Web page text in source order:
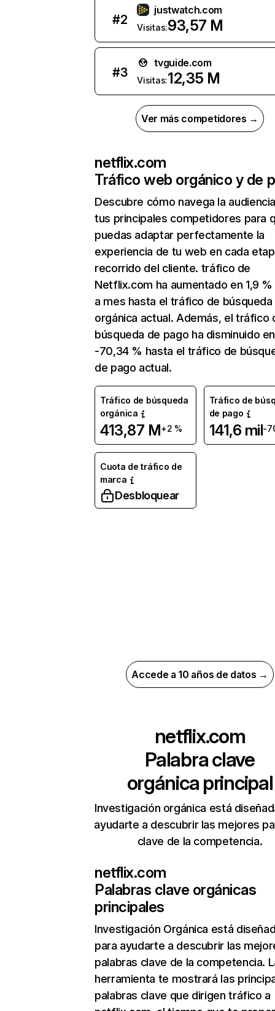
#2
justwatch.com
Visitas:93,57 M
#3
tvguide.com
Visitas:12,35 M
Ver más competidores →
netflix.com
Tráfico web orgánico y de
Descubre cómo navega la
tus principales competidores para
puedas adaptar perfectamente la
experiencia de tu web en cada
recorrido del cliente. tráfico de
Netflix.com ha aumentado en 1,9
a mes hasta el tráfico de búsqueda
orgánica actual. Además, el tráfico
búsqueda de pago ha disminuido en
-70,34 % hasta el tráfico de
de pago actual.
Tráfico de búsqueda
orgánica
413,87 M+2 %
Tráfico de
de pago
141,6 mil-
Cuota de tráfico de
marca
Desbloquear
Accede a 10 años de datos →
netflix.com
Palabra clave
orgánica principal
Investigación orgánica está
ayudarte a descubrir las mejores
clave de la competencia.
netflix.com
Palabras clave orgánicas
principales
Investigación Orgánica está
para ayudarte a descubrir las
palabras clave de la competencia.
herramienta te mostrará las
palabras clave que dirigen tráfico a